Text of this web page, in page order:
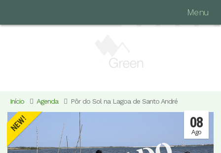
Menu
Início Agenda Pôr do Sol na Lagoa de Santo André
NEW! 08
Ago